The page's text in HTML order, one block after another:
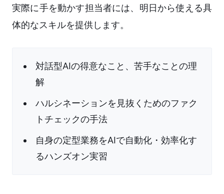
実際に手を動かす担当者には、明日から使える具
体的なスキルを提供します。
対話型AIの得意なこと、苦手なことの理
解
ハルシネーションを見抜くためのファク
トチェックの手法
自身の定型業務をAIで自動化・効率化す
るハンズオン実習